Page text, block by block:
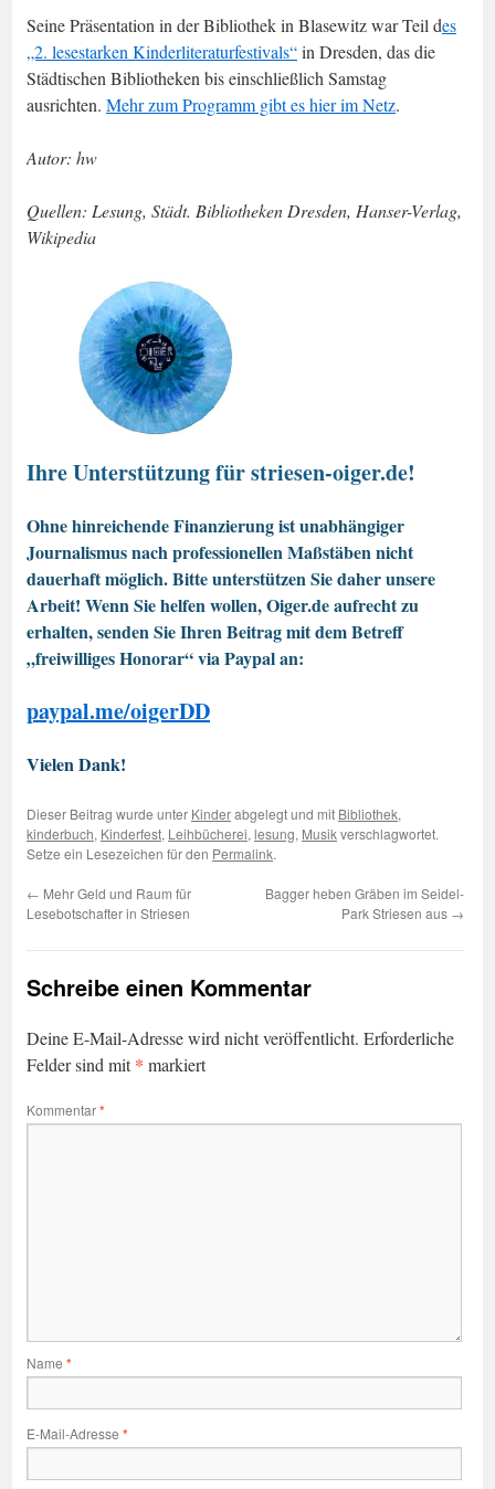
Seine Präsentation in der Bibliothek in Blasewitz war Teil des
„2. lesestarken Kinderliteraturfestivals“in Dresden, das die
Städtischen Bibliotheken bis einschließlich Samstag
ausrichten. Mehr zum Programm gibt es hier im Netz.
Autor: hw
Quellen: Lesung, Städt. Bibliotheken Dresden, Hanser-Verlag,
Wikipedia
Ihre Unterstützung für striesen-oiger.de!
Ohne hinreichende Finanzierung ist unabhängiger
Journalismus nach professionellen Maßstäben nicht
dauerhaft möglich. Bitte unterstützen Sie daher unsere
Arbeit! Wenn Sie helfen wollen, Oiger.de aufrecht zu
erhalten, senden Sie Ihren Beitrag mit dem Betreff
„freiwilliges Honorar“ via Paypal an:
paypal.me/oigerDD
Vielen Dank!
Dieser Beitrag wurde unter Kinderabgelegt und mit Bibliothek,
kinderbuch, Kinderfest, Leihbücherei, lesung, Musikverschlagwortet.
Setze ein Lesezeichen für den Permalink.
← Mehr Geld und Raum für
Lesebotschafter in Striesen
Bagger heben Gräben im Seidel-
Park Striesen aus →
Schreibe einen Kommentar
Deine E-Mail-Adresse wird nicht veröffentlicht. Erforderliche
Felder sind mit* markiert
Kommentar*
Name *
E-Mail-Adresse *